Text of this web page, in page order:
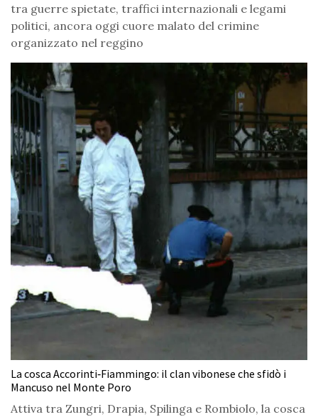
tra guerre spietate, traffici internazionali e legami
politici, ancora oggi cuore malato del crimine
organizzato nel reggino
La cosca Accorinti‑Fiammingo: il clan vibonese che sfidò i
Mancuso nel Monte Poro
Attiva tra Zungri, Drapia, Spilinga e Rombiolo, la cosca